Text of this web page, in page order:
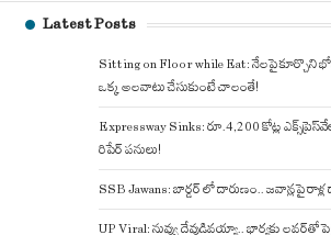
Latest Posts
Sitting on Floor while Eat: నేలపై కూర్చొని
ఒక్క అలవాటు చేసుకుంటే చాలంతే!
Expressway Sinks: రూ.4,200 కోట్ల
రిపేర్ పనులు!
SSB Jawans: బార్డర్ లో దారుణం.. జవాన్లపై
UP Viral: నువ్వు దేవుడివయ్యా.. భార్యకు లవర్‌తో